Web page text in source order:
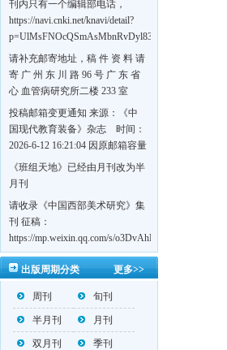
刊内只有一个编辑部电话，
https://navi.cnki.net/knavi/detail?
p=UlMsFNOcQSmAsMbnRvDyl83fGGu5dcrBYtF-
w7VFJdSWT5tem1RQ5W2sC5HRG-
S8mH75DuljrTVfVeoXxT4L0b-
请补充邮寄地址，稿 件 资 料 请
寄 广 州 东 川 路 96 号 广 东 省
心 血管病研究所二楼 233 室
《岭南心血管病杂志》编辑部
收，
https://navi.cnki.net/knavi/detail?
BMxk-
109PkA==&uniplatform=NZKPT&language=CHS
投稿邮箱变更通知 来源：《中
国现代教育装备》杂志 时间：
2026-6-12 16:21:04 因原邮箱容量
有限，自即日起停止使用，我刊
投稿邮箱变更为 高教投稿邮
邮箱：bedu@cmee.net.cn
《班组天地》已经由月刊改为半
月刊
请收录《中国西部美术研究》集
刊 征稿：
https://mp.weixin.qq.com/s/o3DvAhL6jtTS9ASccwcwPQ
第一辑：
https://mp.weixin.qq.com/s/更多>>
出版周期分类
周刊 旬刊
半月刊 月刊
双月刊 季刊